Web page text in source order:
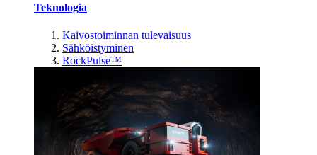
Teknologia
Kaivostoiminnan tulevaisuus
Sähköistyminen
RockPulse™